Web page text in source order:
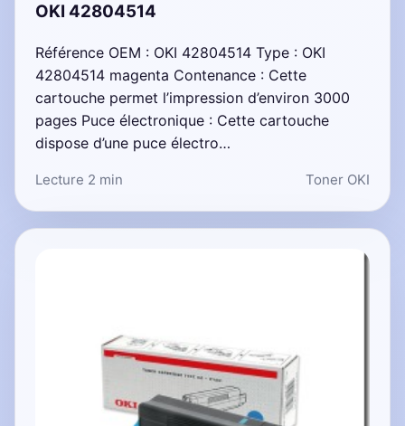
OKI 42804514
Référence OEM : OKI 42804514 Type : OKI
42804514 magenta Contenance : Cette
cartouche permet l’impression d’environ 3000
pages Puce électronique : Cette cartouche
dispose d’une puce électro…
Lecture 2 min Toner OKI